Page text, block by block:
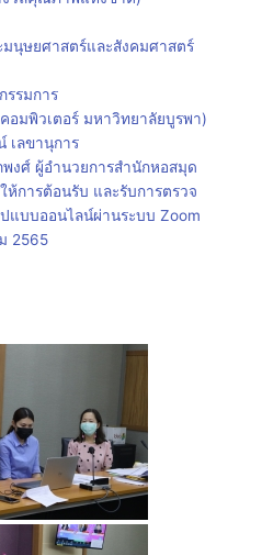
นุษยศาสตร์และสังคมศาสตร์
รรมการ
มพิวเตอร์ มหาวิทยาลัยบูรพา)
เลขานุการ
งศ์ ผู้อำนวยการสำนักหอสมุด
การต้อนรับ และรับการตรวจ
แบบออนไลน์ผ่านระบบ Zoom
2565